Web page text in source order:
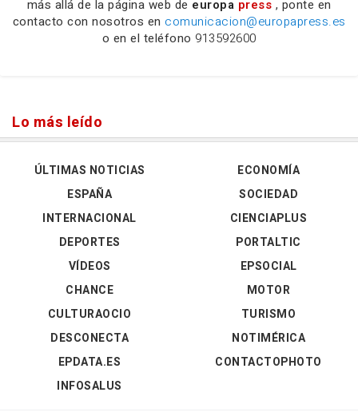
más allá de la página web de europa press , ponte en
contacto con nosotros en comunicacion@europapress.es
o en el teléfono 913592600
Lo más leído
ÚLTIMAS NOTICIAS
ESPAÑA
INTERNACIONAL
DEPORTES
VÍDEOS
ECONOMÍA
SOCIEDAD
CIENCIAPLUS
PORTALTIC
EPSOCIAL
CHANCE
CULTURAOCIO
DESCONECTA
EPDATA.ES
INFOSALUS
MOTOR
TURISMO
NOTIMÉRICA
CONTACTOPHOTO